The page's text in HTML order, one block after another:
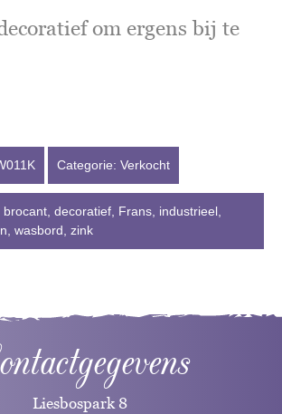
om ergens bij te
Categorie: Verkocht
brocant decoratief Frans industrieel
wasbord zink
Liesbospark 8